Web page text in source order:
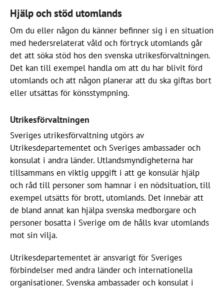
Hjälp och stöd utomlands
Om du eller någon du känner befinner sig i en situation
med hedersrelaterat våld och förtryck utomlands går
det att söka stöd hos den svenska utrikesförvaltningen.
Det kan till exempel handla om att du har blivit förd
utomlands och att någon planerar att du ska giftas bort
eller utsättas för könsstympning.
Utrikesförvaltningen
Sveriges utrikesförvaltning utgörs av
Utrikesdepartementet och Sveriges ambassader och
konsulat i andra länder. Utlandsmyndigheterna har
tillsammans en viktig uppgift i att ge konsulär hjälp
och råd till personer som hamnar i en nödsituation, till
exempel utsätts för brott, utomlands. Det innebär att
de bland annat kan hjälpa svenska medborgare och
personer bosatta i Sverige om de hålls kvar utomlands
mot sin vilja.
Utrikesdepartementet är ansvarigt för Sveriges
förbindelser med andra länder och internationella
organisationer. Svenska ambassader och konsulat i